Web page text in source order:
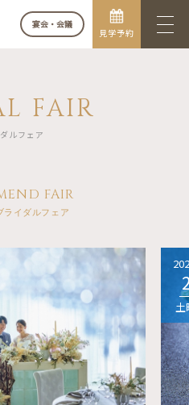
宴会・会議
見学予約
FAIR
ルフェア
FAIR
ライダルフェア
土